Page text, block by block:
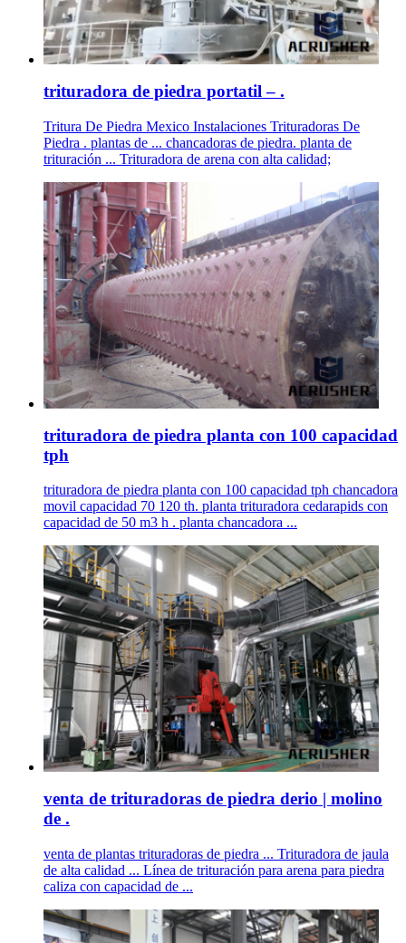
trituradora de piedra portatil – .
Tritura De Piedra Mexico Instalaciones Trituradoras De
Piedra . plantas de ... chancadoras de piedra. planta de
trituración ... Trituradora de arena con alta calidad;
trituradora de piedra planta con 100 capacidad
tph
trituradora de piedra planta con 100 capacidad tph chancadora
movil capacidad 70 120 th. planta trituradora cedarapids con
capacidad de 50 m3 h . planta chancadora ...
venta de trituradoras de piedra derio | molino
de .
venta de plantas trituradoras de piedra ... Trituradora de jaula
de alta calidad ... Línea de trituración para arena para piedra
caliza con capacidad de ...